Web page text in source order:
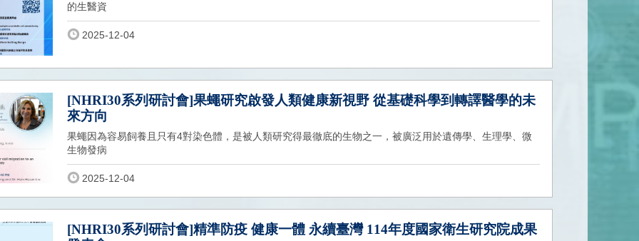
的生醫資
2025-12-04
[NHRI30系列研討會]果蠅研究啟發人類健康新視野 從基礎科學到轉譯醫學的未
來方向
果蠅因為容易飼養且只有4對染色體，是被人類研究得最徹底的生物之一，被廣泛用於遺傳學、生理學、微
生物發病
2025-12-04
[NHRI30系列研討會]精準防疫 健康一體 永續臺灣 114年度國家衛生研究院成果